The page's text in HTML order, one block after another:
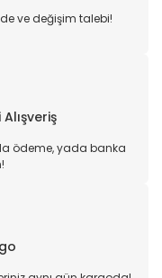
ve değişim talebi!
ödeme, yada banka